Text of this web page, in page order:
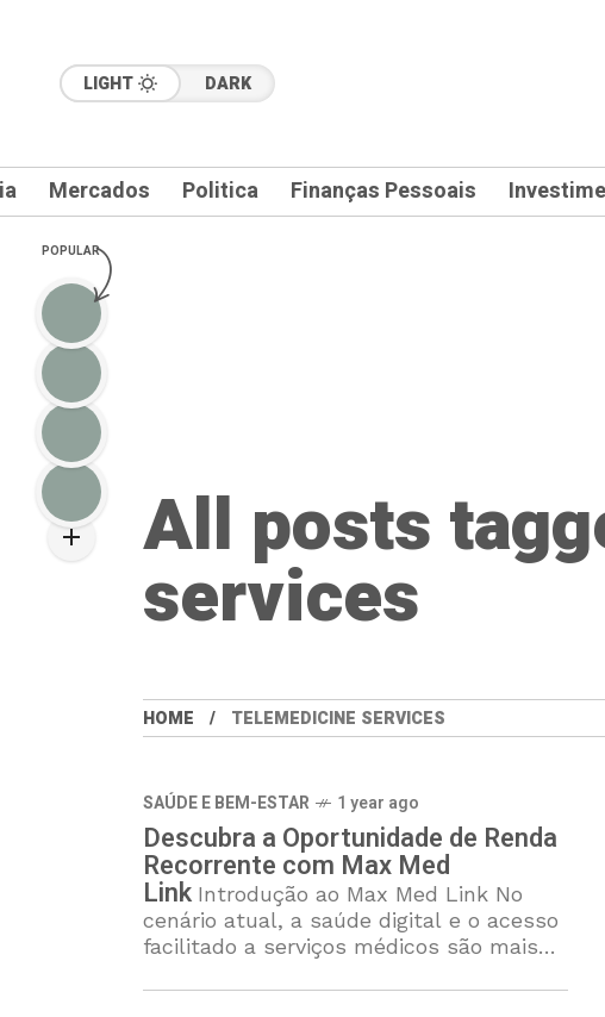
LIGHT DARK
Mercados Politica Finanças Pessoais
All posts
services
HOME TELEMEDICINE SERVICES
SAÚDE E BEM-ESTAR 1 year ago
Descubra a Oportunidade de Renda
Recorrente com Max Med
Link Introdução ao Max Med Link No
cenário atual, a saúde digital e o acesso
facilitado a serviços médicos são mais
Link surge como
POPULAR